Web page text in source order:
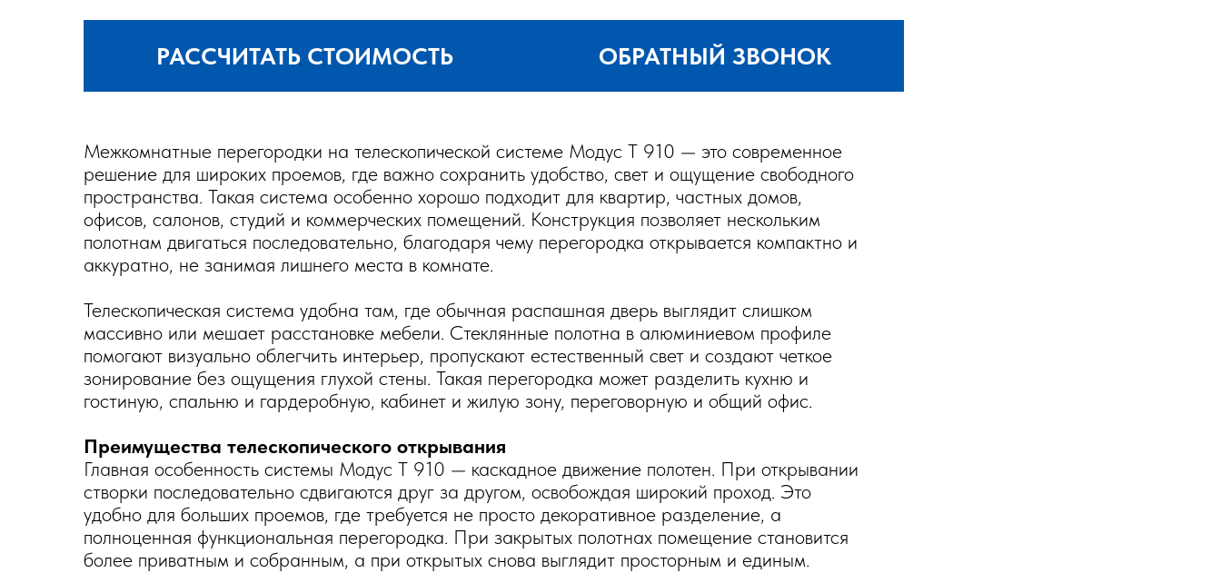
РАССЧИТАТЬ СТОИМОСТЬ ОБРАТНЫЙ ЗВОНОК
Межкомнатные перегородки на телескопической системе Модус T 910 — это современное
решение для широких проемов, где важно сохранить удобство, свет и ощущение свободного
пространства. Такая система особенно хорошо подходит для квартир, частных домов,
офисов, салонов, студий и коммерческих помещений. Конструкция позволяет нескольким
полотнам двигаться последовательно, благодаря чему перегородка открывается компактно и
аккуратно, не занимая лишнего места в комнате.
Телескопическая система удобна там, где обычная распашная дверь выглядит слишком
массивно или мешает расстановке мебели. Стеклянные полотна в алюминиевом профиле
помогают визуально облегчить интерьер, пропускают естественный свет и создают четкое
зонирование без ощущения глухой стены. Такая перегородка может разделить кухню и
гостиную, спальню и гардеробную, кабинет и жилую зону, переговорную и общий офис.
Преимущества телескопического открывания
Главная особенность системы Модус T 910 — каскадное движение полотен. При открывании
створки последовательно сдвигаются друг за другом, освобождая широкий проход. Это
удобно для больших проемов, где требуется не просто декоративное разделение, а
полноценная функциональная перегородка. При закрытых полотнах помещение становится
более приватным и собранным, а при открытых снова выглядит просторным и единым.